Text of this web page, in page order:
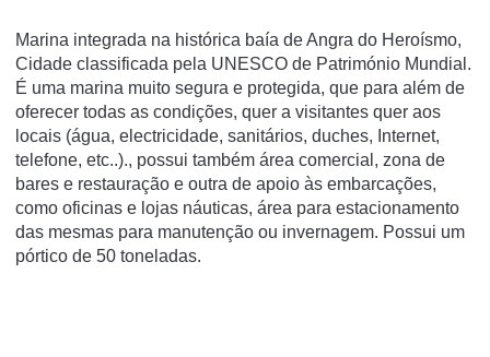
Marina integrada na histórica baía de Angra do Heroísmo,
Cidade classificada pela UNESCO de Património Mundial.
É uma marina muito segura e protegida, que para além de
oferecer todas as condições, quer a visitantes quer aos
locais (água, electricidade, sanitários, duches, Internet,
telefone, etc..)., possui também área comercial, zona de
bares e restauração e outra de apoio às embarcações,
como oficinas e lojas náuticas, área para estacionamento
das mesmas para manutenção ou invernagem. Possui um
pórtico de 50 toneladas.